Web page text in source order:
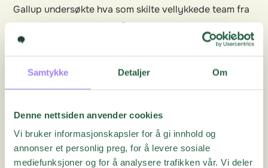
Samtykke Detaljer Om
Denne nettsiden anvender cookies
Vi bruker informasjonskapsler for å gi innhold og
annonser et personlig preg, for å levere sosiale
mediefunksjoner og for å analysere trafikken vår. Vi deler
Gallup undersøkte hva som skilte vellykkede team fra
normalt presterende og fant ut at medlemmene i et
vellykket team hadde mye sterkere følelsesmessige
sine og likte dem i mye større grad enn i normalt
presterende team.
Organisasjoner som har sterkest relasjoner har høyere
grad av tillit, samarbeider bedre og hjelper hverandre
når motgang oppstår. Som leder bør du fremheve
hvordan alle medlemmer bidrar til å nå mål og ikke